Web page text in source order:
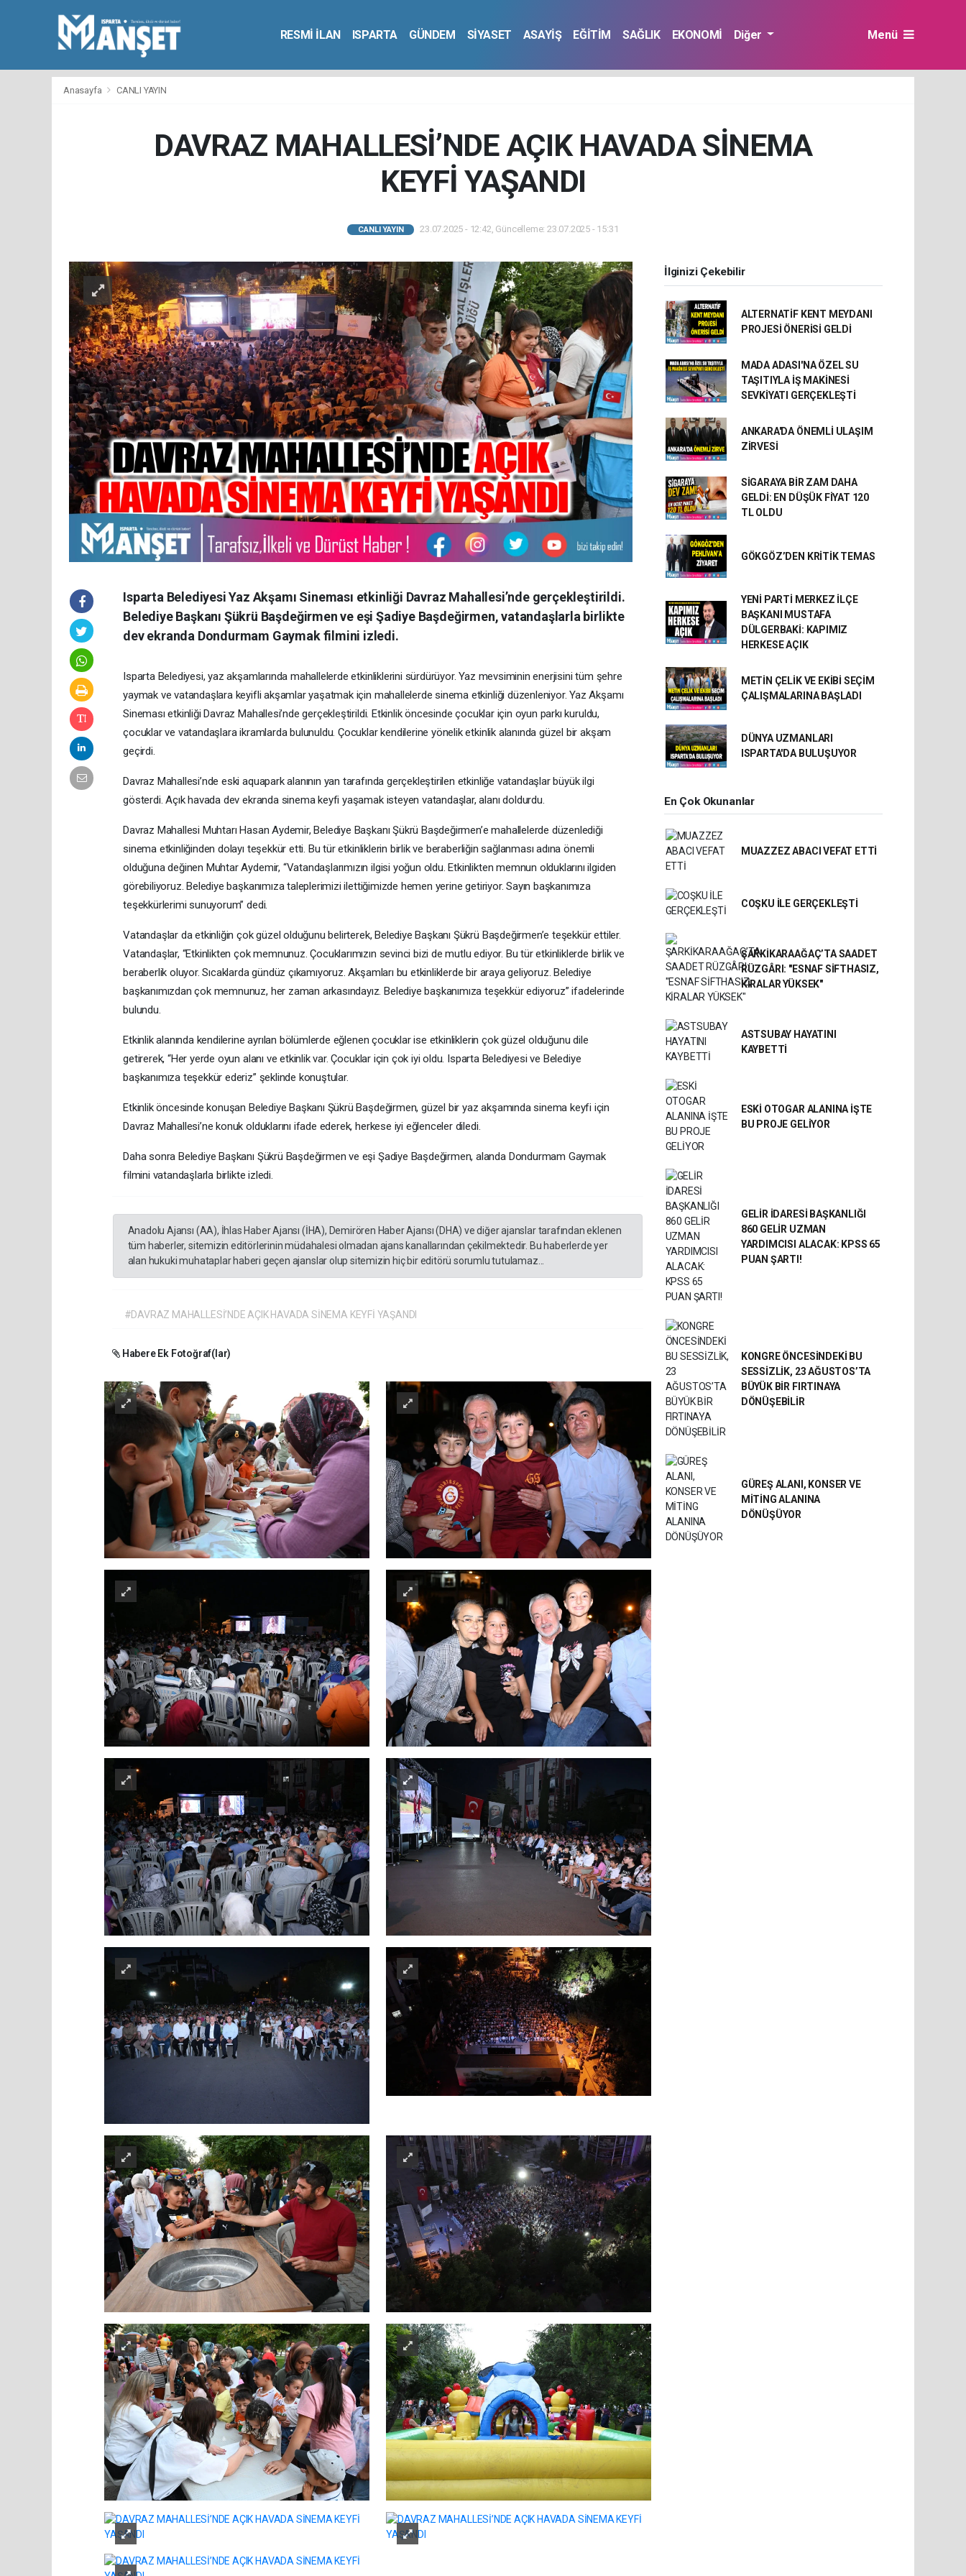
RESMİ İLAN ISPARTA GÜNDEM SİYASET ASAYİŞ EĞİTİM SAĞLIK EKONOMİ Diğer Menü
Anasayfa CANLI YAYIN
DAVRAZ MAHALLESİ’NDE AÇIK HAVADA SİNEMA
KEYFİ YAŞANDI
CANLI YAYIN 23.07.2025 - 12:42, Güncelleme: 23.07.2025 - 15:31
Isparta Belediyesi Yaz Akşamı Sineması etkinliği Davraz Mahallesi’nde gerçekleştirildi.
Belediye Başkanı Şükrü Başdeğirmen ve eşi Şadiye Başdeğirmen, vatandaşlarla birlikte
dev ekranda Dondurmam Gaymak filmini izledi.
Isparta Belediyesi, yaz akşamlarında mahallelerde etkinliklerini sürdürüyor. Yaz mevsiminin enerjisini tüm şehre
yaymak ve vatandaşlara keyifli akşamlar yaşatmak için mahallelerde sinema etkinliği düzenleniyor. Yaz Akşamı
Sineması etkinliği Davraz Mahallesi’nde gerçekleştirildi. Etkinlik öncesinde çocuklar için oyun parkı kuruldu,
çocuklar ve vatandaşlara ikramlarda bulunuldu. Çocuklar kendilerine yönelik etkinlik alanında güzel bir akşam
geçirdi.
Davraz Mahallesi’nde eski aquapark alanının yan tarafında gerçekleştirilen etkinliğe vatandaşlar büyük ilgi
gösterdi. Açık havada dev ekranda sinema keyfi yaşamak isteyen vatandaşlar, alanı doldurdu.
Davraz Mahallesi Muhtarı Hasan Aydemir, Belediye Başkanı Şükrü Başdeğirmen’e mahallelerde düzenlediği
sinema etkinliğinden dolayı teşekkür etti. Bu tür etkinliklerin birlik ve beraberliğin sağlanması adına önemli
olduğuna değinen Muhtar Aydemir, “Vatandaşlarımızın ilgisi yoğun oldu. Etkinlikten memnun olduklarını ilgiden
görebiliyoruz. Belediye başkanımıza taleplerimizi ilettiğimizde hemen yerine getiriyor. Sayın başkanımıza
teşekkürlerimi sunuyorum” dedi.
Vatandaşlar da etkinliğin çok güzel olduğunu belirterek, Belediye Başkanı Şükrü Başdeğirmen’e teşekkür ettiler.
Vatandaşlar, “Etkinlikten çok memnunuz. Çocuklarımızın sevinci bizi de mutlu ediyor. Bu tür etkinliklerde birlik ve
beraberlik oluyor. Sıcaklarda gündüz çıkamıyoruz. Akşamları bu etkinliklerde bir araya geliyoruz. Belediye
başkanımızdan çok memnunuz, her zaman arkasındayız. Belediye başkanımıza teşekkür ediyoruz” ifadelerinde
bulundu.
Etkinlik alanında kendilerine ayrılan bölümlerde eğlenen çocuklar ise etkinliklerin çok güzel olduğunu dile
getirerek, “Her yerde oyun alanı ve etkinlik var. Çocuklar için çok iyi oldu. Isparta Belediyesi ve Belediye
başkanımıza teşekkür ederiz” şeklinde konuştular.
Etkinlik öncesinde konuşan Belediye Başkanı Şükrü Başdeğirmen, güzel bir yaz akşamında sinema keyfi için
Davraz Mahallesi’ne konuk olduklarını ifade ederek, herkese iyi eğlenceler diledi.
Daha sonra Belediye Başkanı Şükrü Başdeğirmen ve eşi Şadiye Başdeğirmen, alanda Dondurmam Gaymak
filmini vatandaşlarla birlikte izledi.
Anadolu Ajansı (AA), İhlas Haber Ajansı (İHA), Demirören Haber Ajansı (DHA) ve diğer ajanslar tarafından eklenen
tüm haberler, sitemizin editörlerinin müdahalesi olmadan ajans kanallarından çekilmektedir. Bu haberlerde yer
alan hukuki muhataplar haberi geçen ajanslar olup sitemizin hiç bir editörü sorumlu tutulamaz...
#DAVRAZ MAHALLESİ’NDE AÇIK HAVADA SİNEMA KEYFİ YAŞANDI
Habere Ek Fotoğraf(lar)
İlginizi Çekebilir
ALTERNATİF KENT MEYDANI
PROJESİ ÖNERİSİ GELDİ
MADA ADASI'NA ÖZEL SU
TAŞITIYLA İŞ MAKİNESİ
SEVKİYATI GERÇEKLEŞTİ
ANKARA'DA ÖNEMLİ ULAŞIM
ZİRVESİ
SİGARAYA BİR ZAM DAHA
GELDİ: EN DÜŞÜK FİYAT 120
TL OLDU
GÖKGÖZ’DEN KRİTİK TEMAS
YENİ PARTİ MERKEZ İLÇE
BAŞKANI MUSTAFA
DÜLGERBAKİ: KAPIMIZ
HERKESE AÇIK
METİN ÇELİK VE EKİBİ SEÇİM
ÇALIŞMALARINA BAŞLADI
DÜNYA UZMANLARI
ISPARTA'DA BULUŞUYOR
En Çok Okunanlar
MUAZZEZ ABACI VEFAT ETTİ
COŞKU İLE GERÇEKLEŞTİ
ŞARKİKARAAĞAÇ’TA SAADET
RÜZGÂRI: "ESNAF SİFTHASIZ,
KİRALAR YÜKSEK"
ASTSUBAY HAYATINI
KAYBETTİ
ESKİ OTOGAR ALANINA İŞTE
BU PROJE GELİYOR
GELİR İDARESİ BAŞKANLIĞI
860 GELİR UZMAN
YARDIMCISI ALACAK: KPSS 65
PUAN ŞARTI!
KONGRE ÖNCESİNDEKİ BU
SESSİZLİK, 23 AĞUSTOS’TA
BÜYÜK BİR FIRTINAYA
DÖNÜŞEBİLİR
GÜREŞ ALANI, KONSER VE
MİTİNG ALANINA
DÖNÜŞÜYOR